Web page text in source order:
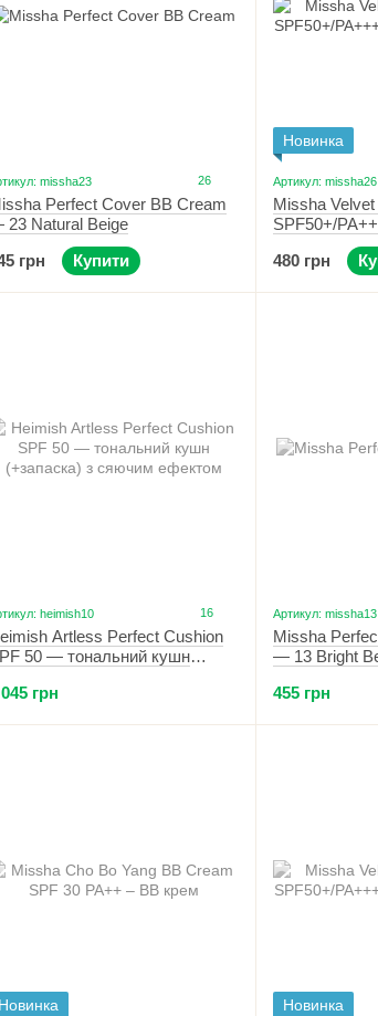
missha23 26
Perfect Cover BB Cream
Natural Beige
грн
Купити
Новинка
Артикул: missha26
Missha
SPF50+/
тональний
480 грн
heimish10 16
Artless Perfect Cushion
50 — тональний кушн
відтінок)
грн
Артикул: missha13
Missha
— 13 Bright
455 грн
Новинка Новинка